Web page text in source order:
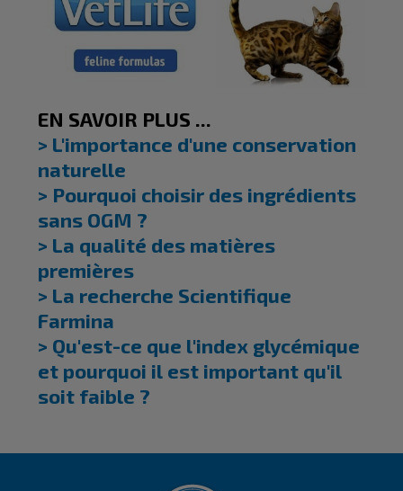
EN SAVOIR PLUS ...
> L'importance d'une conservation
naturelle
> Pourquoi choisir des ingrédients
sans OGM ?
> La qualité des matières
premières
> La recherche Scientifique
Farmina
> Qu'est-ce que l'index glycémique
et pourquoi il est important qu'il
soit faible ?